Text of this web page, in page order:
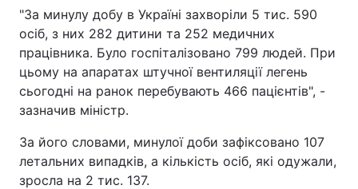
"За минулу добу в Україні захворіли 5 тис. 590
осіб, з них 282 дитини та 252 медичних
працівника. Було госпіталізовано 799 людей. При
цьому на апаратах штучної вентиляції легень
сьогодні на ранок перебувають 466 пацієнтів", -
зазначив міністр.
За його словами, минулої доби зафіксовано 107
летальних випадків, а кількість осіб, які одужали,
зросла на 2 тис. 137.